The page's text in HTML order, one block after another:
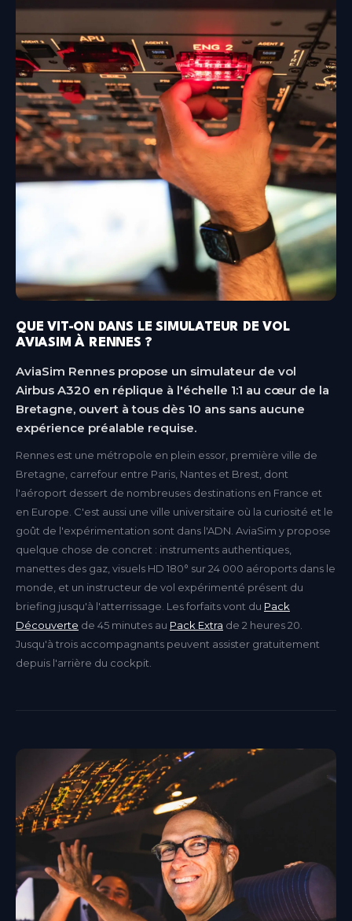
QUE VIT-ON DANS LE SIMULATEUR DE VOL
AVIASIM À RENNES ?
AviaSim Rennes propose un simulateur de vol
Airbus A320 en réplique à l'échelle 1:1 au cœur de la
Bretagne, ouvert à tous dès 10 ans sans aucune
expérience préalable requise.
Rennes est une métropole en plein essor, première ville de
Bretagne, carrefour entre Paris, Nantes et Brest, dont
l'aéroport dessert de nombreuses destinations en France et
en Europe. C'est aussi une ville universitaire où la curiosité et le
goût de l'expérimentation sont dans l'ADN. AviaSim y propose
quelque chose de concret : instruments authentiques,
manettes des gaz, visuels HD 180° sur 24 000 aéroports dans le
monde, et un instructeur de vol expérimenté présent du
briefing jusqu'à l'atterrissage. Les forfaits vont du Pack
Découverte de 45 minutes au Pack Extra de 2 heures 20.
Jusqu'à trois accompagnants peuvent assister gratuitement
depuis l'arrière du cockpit.